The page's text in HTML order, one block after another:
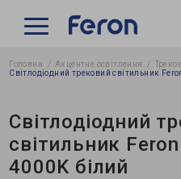
Головна Акцентне освітлення
Світлодіодний трековий світильник
Світлодіодний
світильник
4000K білий